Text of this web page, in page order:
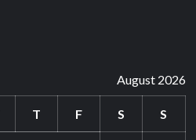
August 2026
T F S S